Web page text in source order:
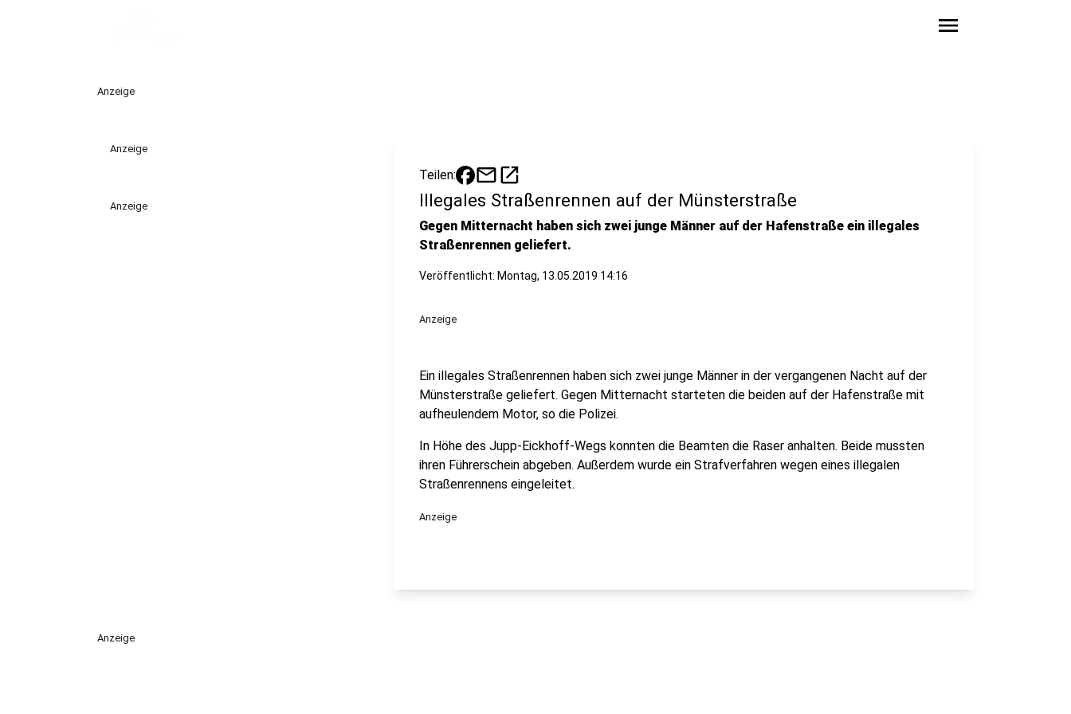
menu
Anzeige
Anzeige
Anzeige
Teilen: mailopen_in_new
Illegales Straßenrennen auf der Münsterstraße
Gegen Mitternacht haben sich zwei junge Männer auf der Hafenstraße ein illegales
Straßenrennen geliefert.
Veröffentlicht: Montag, 13.05.2019 14:16
Anzeige
Ein illegales Straßenrennen haben sich zwei junge Männer in der vergangenen Nacht auf der
Münsterstraße geliefert. Gegen Mitternacht starteten die beiden auf der Hafenstraße mit
aufheulendem Motor, so die Polizei.
In Höhe des Jupp-Eickhoff-Wegs konnten die Beamten die Raser anhalten. Beide mussten
ihren Führerschein abgeben. Außerdem wurde ein Strafverfahren wegen eines illegalen
Straßenrennens eingeleitet.
Anzeige
Anzeige